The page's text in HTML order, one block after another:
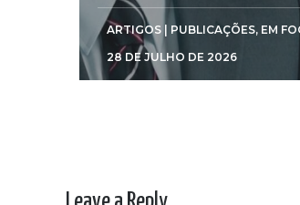
ARTIGOS | PUBLICAÇÕES, EM
28 DE JULHO DE 2026